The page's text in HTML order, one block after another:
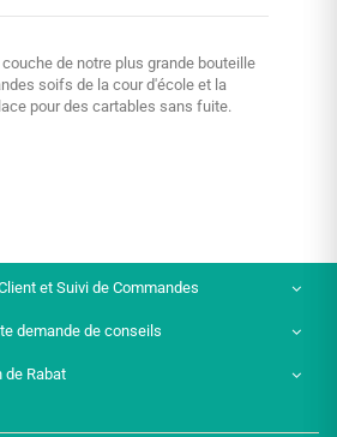
de notre plus grande bouteille
soifs de la cour d'école et la
pour des cartables sans fuite.
et Suivi de Commandes
demande de conseils
de Rabat